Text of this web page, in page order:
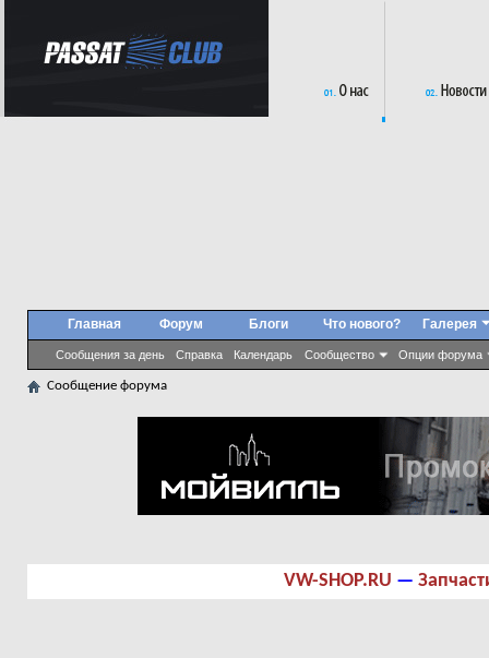
Главная Форум
Сообщения за день Справка Календарь Сообщество Опции форума
Блоги Что нового? Галерея
Сообщение форума
VW-SHOP.RU —